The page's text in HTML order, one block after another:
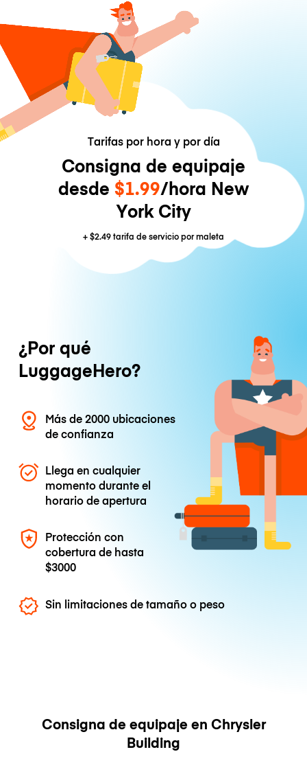
Tarifas por hora y por día
Consigna de equipaje
desde $1.99/hora New
York City
+$2.49tarifa de servicio por maleta
¿Por qué
LuggageHero?
Más de 2000 ubicaciones
de confianza
Llega en cualquier
momento durante el
horario de apertura
Protección con
cobertura de hasta
$3000
Sin limitaciones de tamaño o peso
Consigna de equipaje en Chrysler
Building